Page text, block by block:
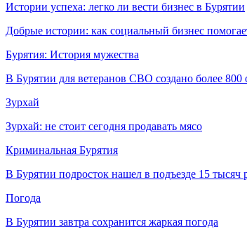
Истории успеха: легко ли вести бизнес в Бурятии
Добрые истории: как социальный бизнес
Бурятия: История мужества
В Бурятии для ветеранов СВО создано более
Зурхай
Зурхай: не стоит сегодня продавать мясо
Криминальная Бурятия
В Бурятии подросток нашел в подъезде 15 тысяч
Погода
В Бурятии завтра сохранится жаркая погода